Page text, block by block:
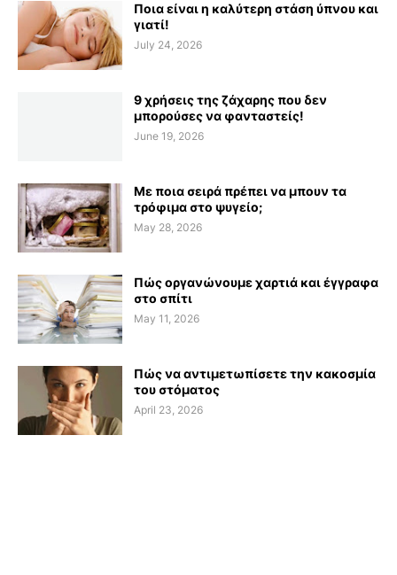
Ποια είναι η καλύτερη στάση ύπνου και
γιατί!
July 24, 2026
9 χρήσεις της ζάχαρης που δεν
μπορούσες να φανταστείς!
June 19, 2026
Με ποια σειρά πρέπει να μπουν τα
τρόφιμα στο ψυγείο;
May 28, 2026
Πώς οργανώνουμε χαρτιά και έγγραφα
στο σπίτι
May 11, 2026
Πώς να αντιμετωπίσετε την κακοσμία
του στόματος
April 23, 2026